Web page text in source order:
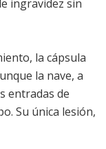
ingravidez sin
la cápsula
la nave, a
entradas de
Su única lesión,